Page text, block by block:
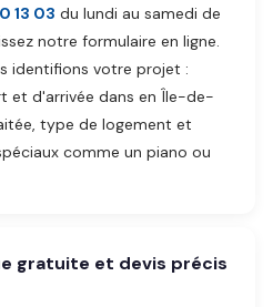
13 03 du lundi au samedi de
notre formulaire en ligne.
identifions votre projet :
et d'arrivée dans en Île-de-
type de logement et
comme un piano ou
gratuite et devis précis